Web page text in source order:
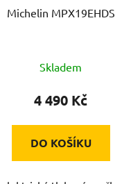
Michelin MPX19EHDS
Skladem
4 490 Kč
DO KOŠÍKU